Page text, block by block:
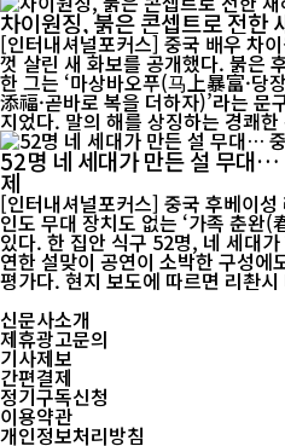
차이원징, 붉은 콘셉트로 전한
[인터내셔널포커스] 중국 배우 차
껏 살린 새 화보를 공개했다. 붉은
한 그는 ‘마상바오푸(马上暴富·당
添福·곧바로 복을 더하자)’라는 문
지었다. 말의 해를 상징하는 경쾌
52명 네 세대가 만든 설 무대…
제
[인터내셔널포커스] 중국 후베이
인도 무대 장치도 없는 ‘가족 춘완
있다. 한 집안 식구 52명, 네 세대
연한 설맞이 공연이 소박한 구성에
평가다. 현지 보도에 따르면 리촨
신문사소개
제휴광고문의
기사제보
간편결제
정기구독신청
이용약관
개인정보처리방침